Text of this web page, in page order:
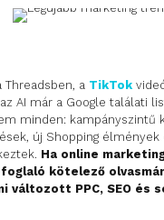
Threadsben, a TikTok
AI már a Google találati
minden: kampányszintű
új Shopping
Ha online
kötelező
változott PPC, SEO és